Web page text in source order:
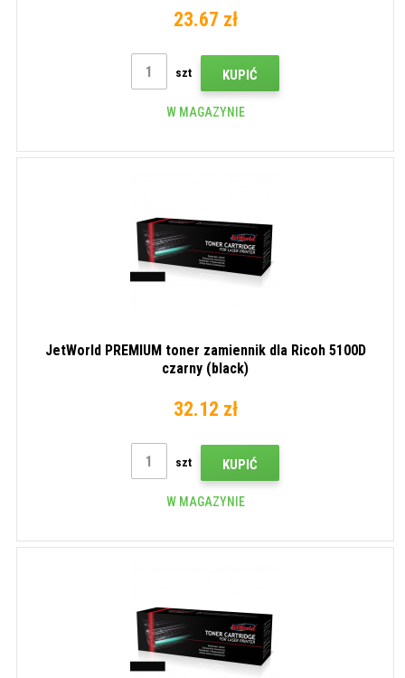
23.67 zł
szt KUPIĆ
W MAGAZYNIE
JetWorld PREMIUM toner zamiennik dla Ricoh 5100D
czarny (black)
32.12 zł
szt KUPIĆ
W MAGAZYNIE